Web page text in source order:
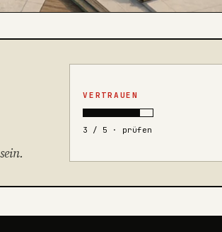
VERTRAUEN
3 / 5 · prüfen